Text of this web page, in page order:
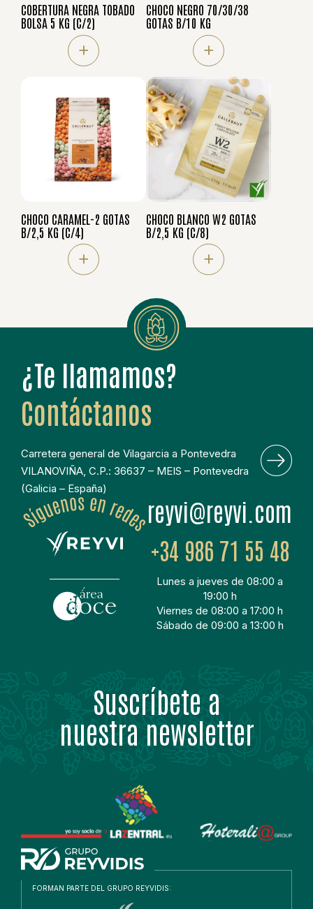
COBERTURA NEGRA TOBADO
BOLSA 5 KG (C/2)
+
CHOCO NEGRO 70/30/38
GOTAS B/10 KG
+
CHOCO CARAMEL-2 GOTAS
B/2,5 KG (C/4)
+
CHOCO BLANCO W2 GOTAS
B/2,5 KG (C/8)
+
¿Te llamamos?
Contáctanos
Carretera general de Vilagarcia a Pontevedra
VILANOVIÑA, C.P.: 36637 – MEIS – Pontevedra
(Galicia – España)
moc.ivyer@ivyer
+34 986 71 55 48
Lunes a jueves de 08:00 a
19:00 h
Viernes de 08:00 a 17:00 h
Sábado de 09:00 a 13:00 h
Suscríbete a
nuestra newsletter
FORMAN PARTE DEL GRUPO REYVIDIS: